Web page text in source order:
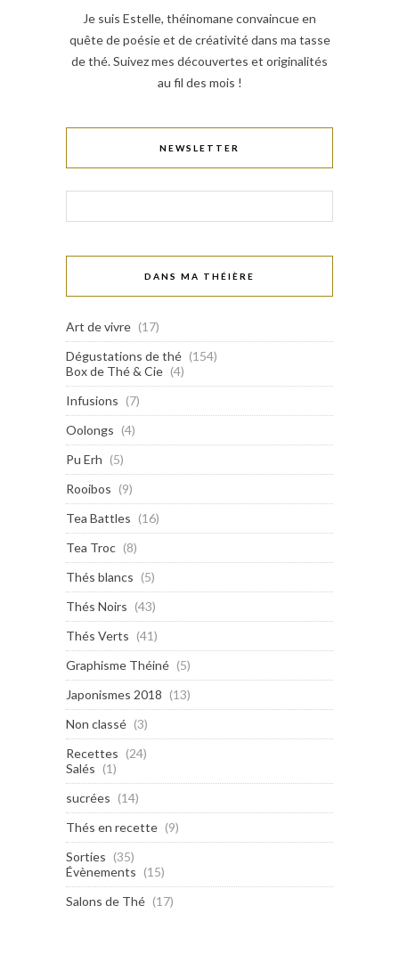
Je suis Estelle, théinomane convaincue en
quête de poésie et de créativité dans ma tasse
de thé. Suivez mes découvertes et originalités
au fil des mois !
NEWSLETTER
DANS MA THÉIÈRE
Art de vivre (17)
Dégustations de thé (154)
Box de Thé & Cie (4)
Infusions (7)
Oolongs (4)
Pu Erh (5)
Rooibos (9)
Tea Battles (16)
Tea Troc (8)
Thés blancs (5)
Thés Noirs (43)
Thés Verts (41)
Graphisme Théiné (5)
Japonismes 2018 (13)
Non classé (3)
Recettes (24)
Salés (1)
sucrées (14)
Thés en recette (9)
Sorties (35)
Évènements (15)
Salons de Thé (17)